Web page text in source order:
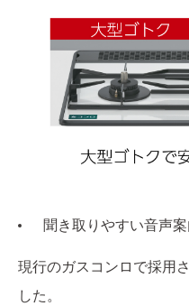
聞き取りやすい音声
現行のガスコンロで採用
した。